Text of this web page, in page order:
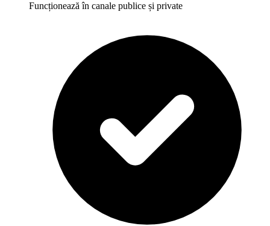
Funcționează în canale publice și private